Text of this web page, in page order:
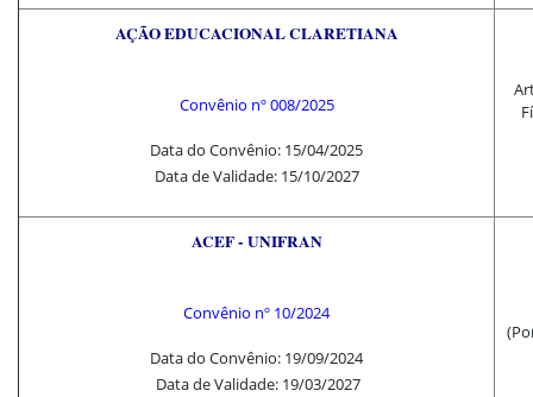
AÇÃO EDUCACIONAL CLARETIANA
Convênio nº 008/2025
Data do Convênio: 15/04/2025
Data de Validade: 15/10/2027
ACEF - UNIFRAN
Convênio nº 10/2024
Data do Convênio: 19/09/2024
Data de Validade: 19/03/2027